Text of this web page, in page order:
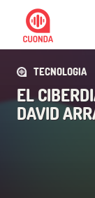
TECNOLOGIA
EL
DAVID